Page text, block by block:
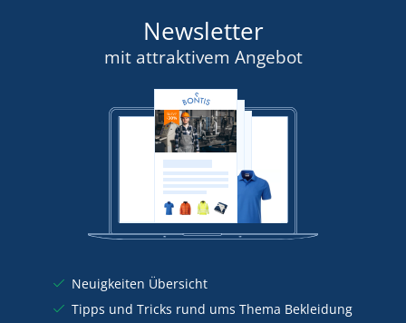
Newsletter
mit attraktivem Angebot
Neuigkeiten Übersicht
Tipps und Tricks rund ums Thema Bekleidung